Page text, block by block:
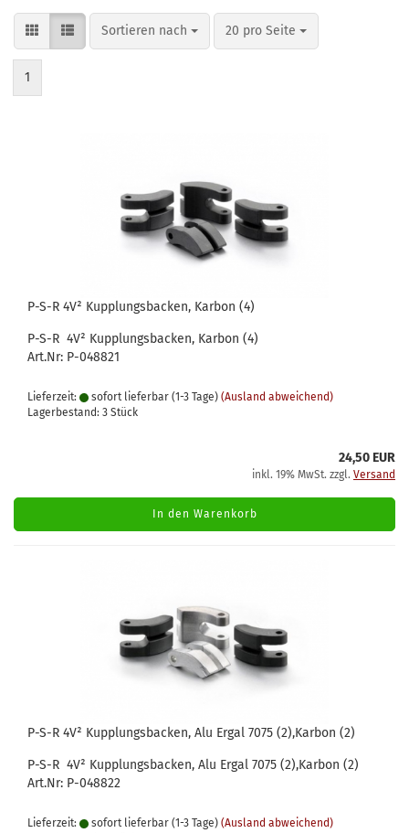
Sortieren nach
Sortieren nach 20 pro Seite
pro Seite
1
P-S-R 4V² Kupplungsbacken, Karbon (4)
P-S-R 4V² Kupplungsbacken, Karbon (4)
Art.Nr: P-048821
Lieferzeit: sofort lieferbar (1-3 Tage) (Ausland abweichend)
Lagerbestand: 3 Stück
24,50 EUR
inkl. 19% MwSt. zzgl. Versand
In den Warenkorb
P-S-R 4V² Kupplungsbacken, Alu Ergal 7075 (2),Karbon (2)
P-S-R 4V² Kupplungsbacken, Alu Ergal 7075 (2),Karbon (2)
Art.Nr: P-048822
Lieferzeit: sofort lieferbar (1-3 Tage) (Ausland abweichend)